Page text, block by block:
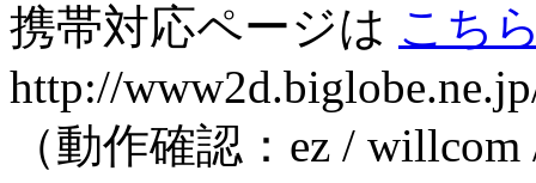
携帯対応ページは こち
http://
（動作確認：ez /